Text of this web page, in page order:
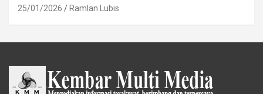
25/01/2026 Ramlan Lubis